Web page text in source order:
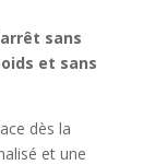
sans
et sans
dès la
et une